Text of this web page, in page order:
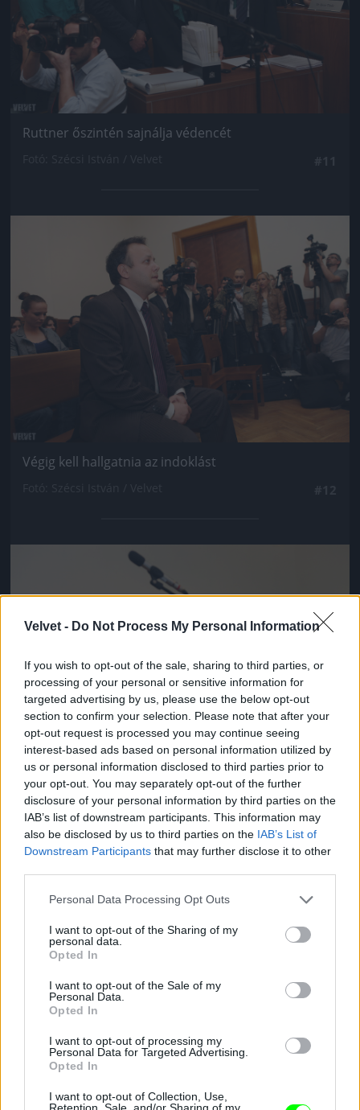
Velvet - Do Not Process My Personal Information
If you wish to opt-out of the sale, sharing to third parties, or
processing of your personal or sensitive information for
targeted advertising by us, please use the below opt-out
section to confirm your selection. Please note that after your
opt-out request is processed you may continue seeing
interest-based ads based on personal information utilized by
us or personal information disclosed to third parties prior to
your opt-out. You may separately opt-out of the further
disclosure of your personal information by third parties on the
IAB’s list of downstream participants. This information may
also be disclosed by us to third parties on the IAB’s List of
Downstream Participants that may further disclose it to other
Please note that this website/app uses one or more Google
not limited to your visit or usage behaviour. You may click to
grant or deny consent to Google and its third-party tags to
use your data for below specified purposes in below Google
consent section.
Personal Data Processing Opt Outs
I want to opt-out of the Sharing of my
personal data.
Opted In
I want to opt-out of the Sale of my
Personal Data.
Opted In
I want to opt-out of processing my
Personal Data for Targeted Advertising.
Opted In
I want to opt-out of Collection, Use,
Retention, Sale, and/or Sharing of my
Ruttner őszintén sajnálja védencét
Jön még kép!
Végig kell hallgatnia az indoklást
Jön még kép!
Minden operatőr és fotós Damu felé fordult
Fotó: Szécsi István / Velvet #13
Jön még kép!